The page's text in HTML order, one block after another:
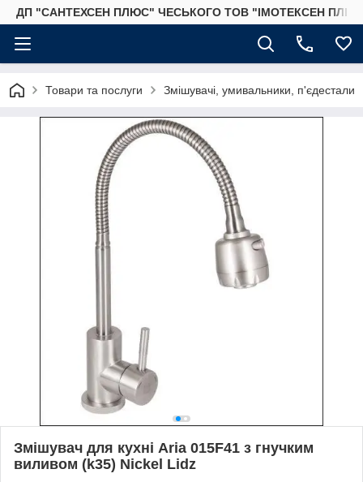
ДП "САНТЕХСЕН ПЛЮС" ЧЕСЬКОГО ТОВ "ІМОТЕКСЕН
Товари та послуги Змішувачі, умивальники, п'єдестали
Змішувач для кухні Aria 015F41 з гнучким
виливом (k35) Nickel Lidz